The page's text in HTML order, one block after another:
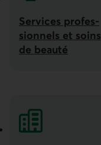
Services profes­­
sionnels et soins
de beauté